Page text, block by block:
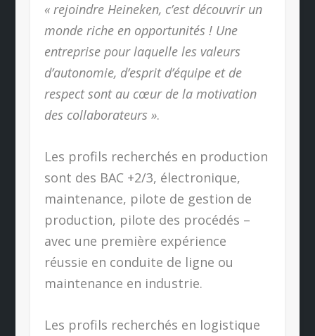
« rejoindre Heineken, c’est découvrir un
monde riche en opportunités ! Une
entreprise pour laquelle les valeurs
d’autonomie, d’esprit d’équipe et de
respect sont au cœur de la motivation
des collaborateurs ».
Les profils recherchés en production
sont des BAC +2/3, électronique,
maintenance, pilote de gestion de
production, pilote des procédés –
avec une première expérience
réussie en conduite de ligne ou
maintenance en industrie.
Les profils recherchés en logistique